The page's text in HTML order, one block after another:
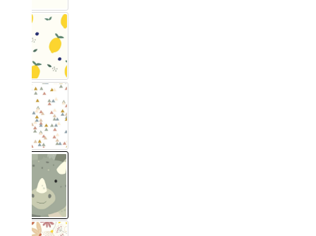
Citron
Triangle pastel
Dino